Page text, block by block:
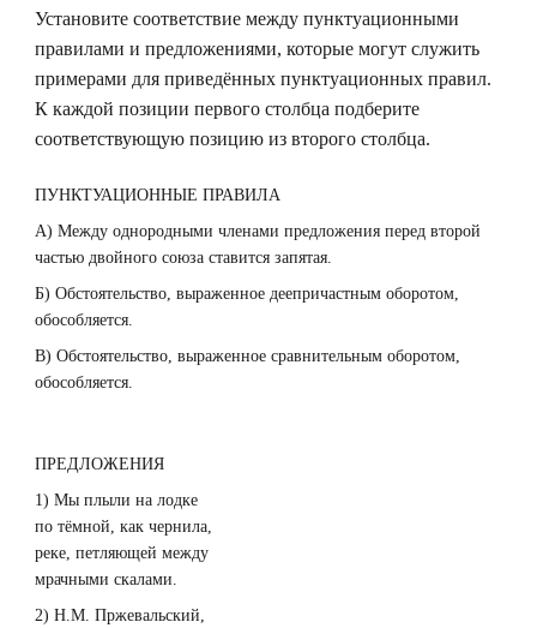
Установите соответствие между пунктуационными
правилами и предложениями, которые могут служить
примерами для приведённых пунктуационных правил.
К каждой позиции первого столбца подберите
соответствующую позицию из второго столбца.
ПУНКТУАЦИОННЫЕ ПРАВИЛА
А) Между однородными членами предложения перед второй
частью двойного союза ставится запятая.
Б) Обстоятельство, выраженное деепричастным оборотом,
обособляется.
В) Обстоятельство, выраженное сравнительным оборотом,
обособляется.
ПРЕДЛОЖЕНИЯ
1) Мы плыли на лодке
по тёмной, как чернила,
реке, петляющей между
мрачными скалами.
2) Н.М. Пржевальский,